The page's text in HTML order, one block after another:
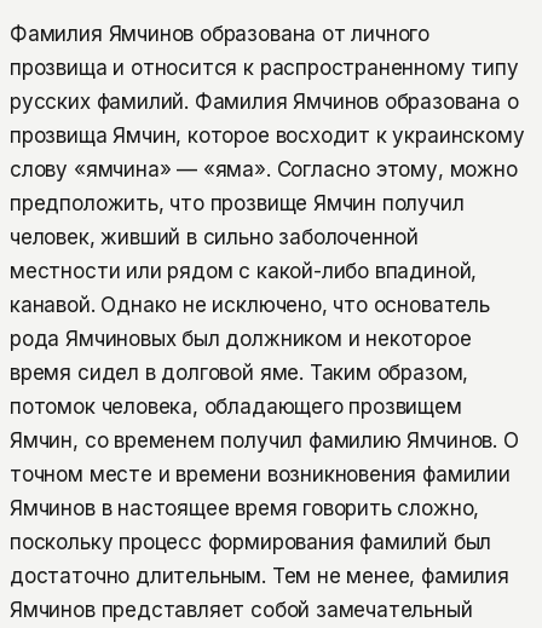
Фамилия Ямчинов образована от личного
прозвища и относится к распространенному типу
русских фамилий. Фамилия Ямчинов образована о
прозвища Ямчин, которое восходит к украинскому
слову «ямчина» — «яма». Согласно этому, можно
предположить, что прозвище Ямчин получил
человек, живший в сильно заболоченной
местности или рядом с какой-либо впадиной,
канавой. Однако не исключено, что основатель
рода Ямчиновых был должником и некоторое
время сидел в долговой яме. Таким образом,
потомок человека, обладающего прозвищем
Ямчин, со временем получил фамилию Ямчинов. О
точном месте и времени возникновения фамилии
Ямчинов в настоящее время говорить сложно,
поскольку процесс формирования фамилий был
достаточно длительным. Тем не менее, фамилия
Ямчинов представляет собой замечательный